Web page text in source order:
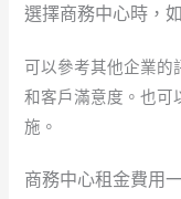
選擇商務中心時，
可以參考其他企業的
和客戶滿意度。也可
施。
商務中心租金費用